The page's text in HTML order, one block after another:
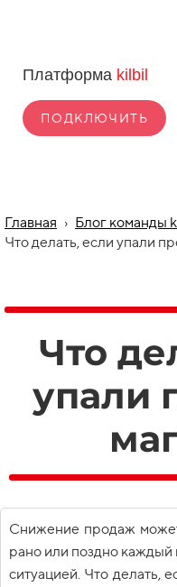
Платформа kilbil
ПОДКЛЮЧИТЬ
Главная › Блог команды
Что делать, если упали
Что
упали
Снижение продаж
рано или поздно каждый
ситуацией. Что делать,